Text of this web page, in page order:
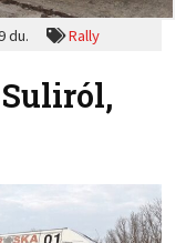
du. Rally